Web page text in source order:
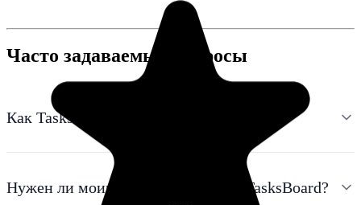
Часто задаваемые вопросы
Как TasksBoard работает для команд?
Нужен ли моим коллегам аккаунт TasksBoard?